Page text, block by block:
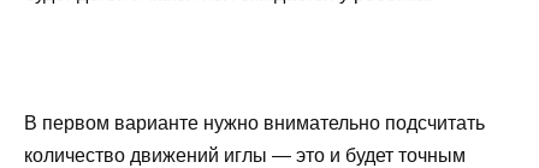
В первом варианте нужно внимательно подсчитать
количество движений иглы — это и будет точным